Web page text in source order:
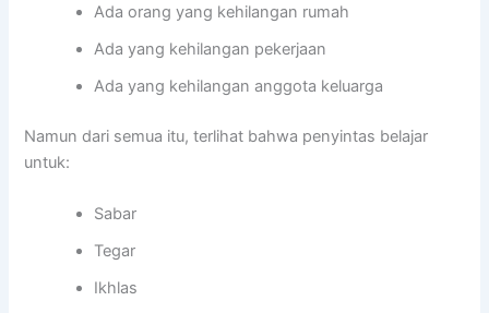
Ada orang yang kehilangan rumah
Ada yang kehilangan pekerjaan
Ada yang kehilangan anggota keluarga
Namun dari semua itu, terlihat bahwa penyintas belajar
untuk:
Sabar
Tegar
Ikhlas